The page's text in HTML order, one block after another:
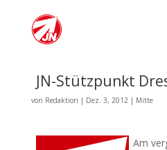
JN-Stützpunkt
von Redaktion | Dez. 3, 2012| Mitte
Am